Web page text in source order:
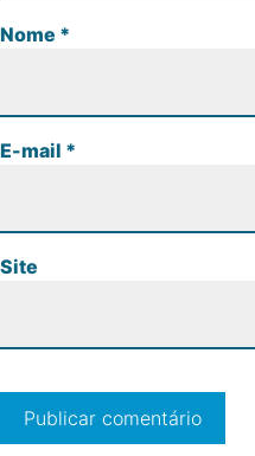
Nome *
E-mail *
Site